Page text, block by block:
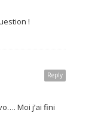
!
Reply
Moi j’ai fini